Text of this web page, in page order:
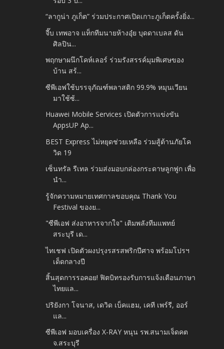
“ลากูน่า ภูเก็ต” ร่วมประกาศเปิดเกาะภูเก็ตครั้งยิ่ง...
จี๊บ เทพอาจ แท็กทีมนายห้างอุ๋ย บุดดาเบลส ดัน
ศิลปิน...
พฤกษาผนึกโคห์เลอร์ ร่วมรังสรรค์มุมพิเศษของ
บ้าน สร้...
ซีพีเอฟใช้บรรจุภัณฑ์พลาสติก 99.9% หมุนเวียน
มาใช้ซ้...
Huawei Mobile Services เปิดตัวการแข่งขัน
AppsUP Ap...
BEST Express ไม่หยุดช่วยเหลือ ร่วมสู้ต้านภัยโค
วิด 19
เซ็นทรัล รีเทล ร่วมส่งมอบกล่องกระดาษลูกฟูก เพื่อ
นำ...
รู้จักความหมายเทศกาลขอบคุณ Thank You
Festival ของย...
"ซีพีเอฟ ส่งอาหารจากใจ" เติมพลังทีมแพทย์
สระบุรี เด...
ไทเชฟ เปิดตัวผงปรุงรสรสพริกปีศาจ พร้อมโปรฯ
เด็ดกลางปี
สิ้นสุดการรอคอย! ฟิตบิทรองรับการแจ้งเตือนภาษา
ไทยแล...
ปริยังกา โจนาส, เดวิด เบ็คแฮม, เคที เพร์รี, ออร์
แล...
ซีพีเอฟ มอบเครื่อง X-RAY หนุน รพ.สนามเจ็ดคต
จ.สระบุรี